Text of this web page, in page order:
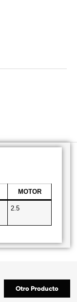
MOTOR
2.5
Otro Producto